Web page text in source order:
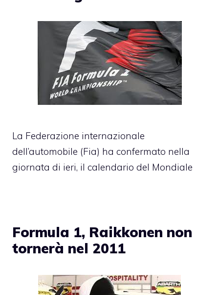
La Federazione internazionale
dell’automobile (Fia) ha confermato nella
giornata di ieri, il calendario del Mondiale
Formula 1, Raikkonen non
tornerà nel 2011